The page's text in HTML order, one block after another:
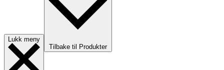
Lukk meny
Tilbake til Produkter